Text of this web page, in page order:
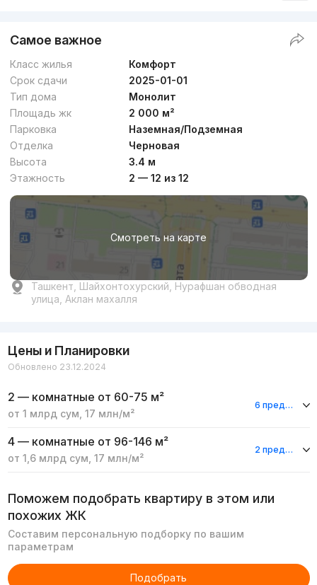
Самое важное
Класс жилья
Комфорт
Срок сдачи
2025-01-01
Тип дома
Монолит
Площадь жк
2 000 м²
Парковка
Наземная/Подземная
Отделка
Черновая
Высота
3.4 м
Этажность
2 — 12 из 12
Смотреть на карте
Ташкент, Шайхонтохурский, Нурафшан обводная
улица, Аклан махалля
Цены и Планировки
Обновлено 23.12.2024
2 — комнатные от 60-75 м²
от 1 млрд сум 17 млн/м²
6 предложений
4 — комнатные от 96-146 м²
от 1,6 млрд сум 17 млн/м²
2 предложения
Поможем подобрать квартиру в этом или
похожих ЖК
Составим персональную подборку по вашим
параметрам
Подобрать